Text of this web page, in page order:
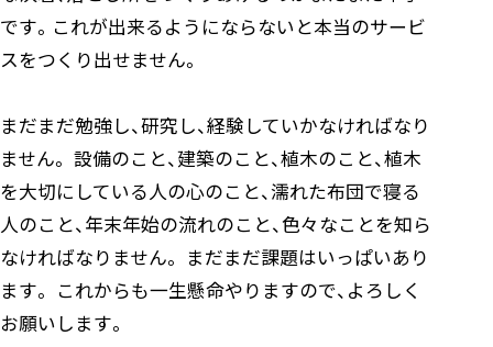
です。これが出来るようにならないと本当のサービ
スをつくり出せません。
まだまだ勉強し、研究し、経験していかなければなり
ません。 設備のこと、建築のこと、植木のこと、植木
を大切にしている人の心のこと、濡れた布団で寝る
人のこと、年末年始の流れのこと、色々なことを知ら
なければなりません。 まだまだ課題はいっぱいあり
ます。 これからも一生懸命やりますので、よろしく
お願いします。